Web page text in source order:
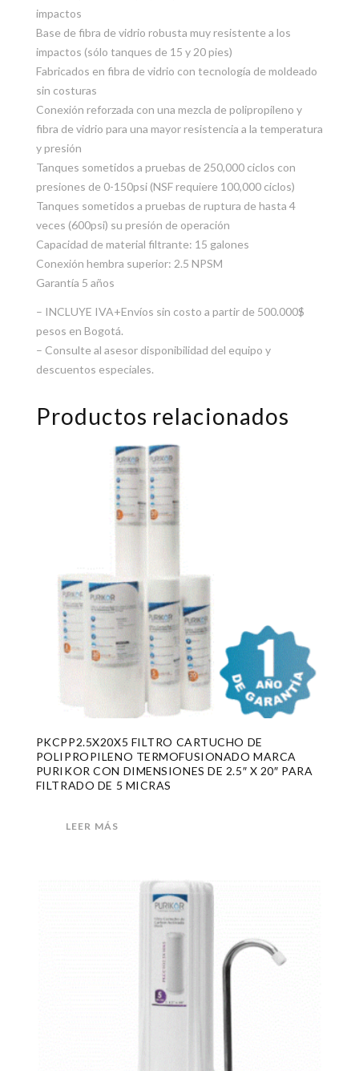
impactos
Base de fibra de vidrio robusta muy resistente a los
impactos (sólo tanques de 15 y 20 pies)
Fabricados en fibra de vidrio con tecnología de moldeado
sin costuras
Conexión reforzada con una mezcla de polipropileno y
fibra de vidrio para una mayor resistencia a la temperatura
y presión
Tanques sometidos a pruebas de 250,000 ciclos con
presiones de 0-150psi (NSF requiere 100,000 ciclos)
Tanques sometidos a pruebas de ruptura de hasta 4
veces (600psi) su presión de operación
Capacidad de material filtrante: 15 galones
Conexión hembra superior: 2.5 NPSM
Garantía 5 años
– INCLUYE IVA+Envíos sin costo a partir de 500.000$
pesos en Bogotá.
– Consulte al asesor disponibilidad del equipo y
descuentos especiales.
Productos relacionados
PKCPP2.5X20X5 FILTRO CARTUCHO DE
POLIPROPILENO TERMOFUSIONADO MARCA
PURIKOR CON DIMENSIONES DE 2.5″ X 20″ PARA
FILTRADO DE 5 MICRAS
LEER MÁS